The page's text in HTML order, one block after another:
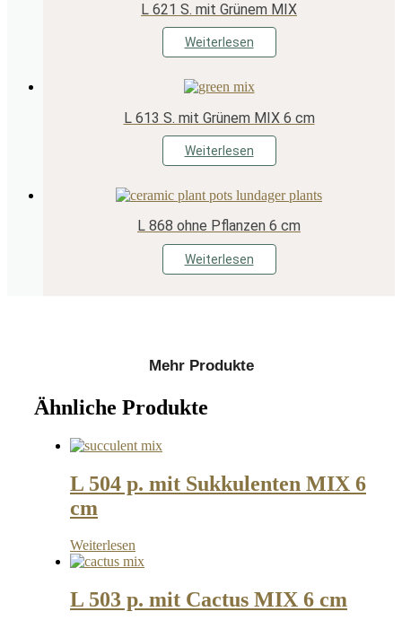
L 621 S. mit Grünem MIX
Weiterlesen
L 613 S. mit Grünem MIX 6 cm
Weiterlesen
L 868 ohne Pflanzen 6 cm
Weiterlesen
Mehr Produkte
Ähnliche Produkte
L 504 p. mit Sukkulenten MIX 6
cm
Weiterlesen
L 503 p. mit Cactus MIX 6 cm